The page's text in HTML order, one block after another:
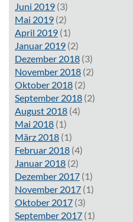
Juni 2019 (3)
Mai 2019 (2)
April 2019 (1)
Januar 2019 (2)
Dezember 2018 (3)
November 2018 (2)
Oktober 2018 (2)
September 2018 (2)
August 2018 (4)
Mai 2018 (1)
März 2018 (1)
Februar 2018 (4)
Januar 2018 (2)
Dezember 2017 (1)
November 2017 (1)
Oktober 2017 (3)
September 2017 (1)